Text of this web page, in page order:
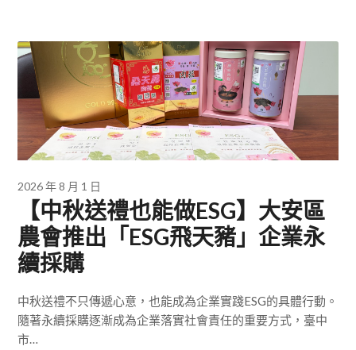
2026 年 8 月 1 日
【中秋送禮也能做ESG】大安區
農會推出「ESG飛天豬」企業永
續採購
中秋送禮不只傳遞心意，也能成為企業實踐ESG的具體行動。
隨著永續採購逐漸成為企業落實社會責任的重要方式，臺中
市…